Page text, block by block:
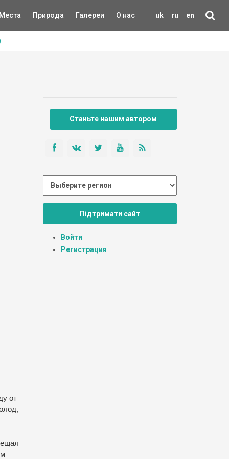
uk ru en
Природа Галереи О нас
от
,
Станьте нашим автором
Підтримати сайт
Войти
Регистрация